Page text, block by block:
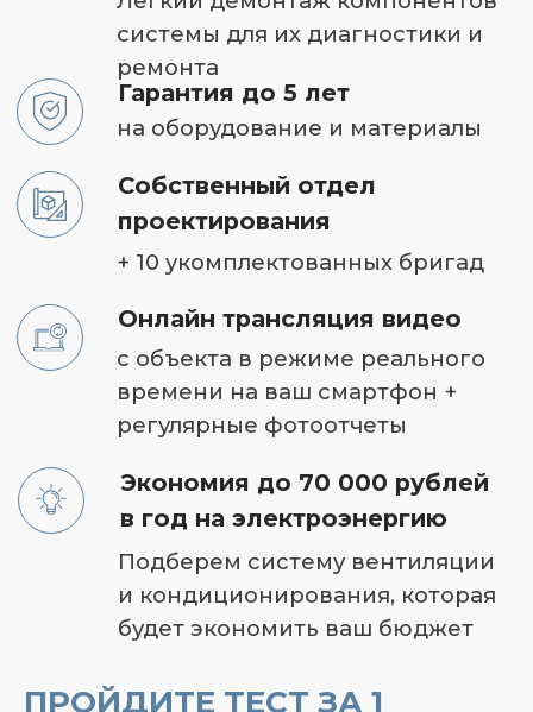
УЖЕ
СДЕЛАЛИ
ОТЗЫВЫ
ПРЕИМУЩЕСТВА
ПРОЙДИТЕ ТЕСТ ЗА 1